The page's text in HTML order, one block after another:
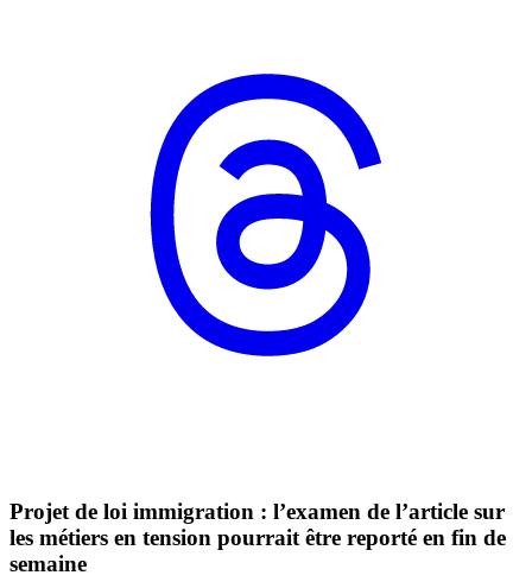
Projet de loi immigration : l’examen de l’article sur
les métiers en tension pourrait être reporté en fin de
semaine